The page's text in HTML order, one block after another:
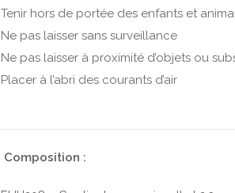
Tenir hors de portée des enfants et
Ne pas laisser sans surveillance
Ne pas laisser à proximité d’objets ou
Placer à l’abri des courants d’air
Composition :